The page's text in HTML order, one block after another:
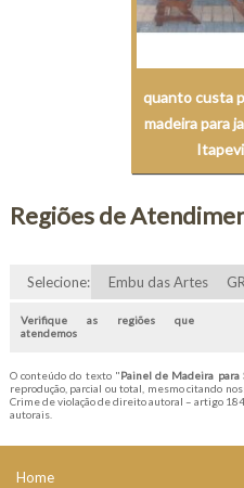
quanto custa
madeira para
Itapevi
Regiões de
Selecione: Embu das Artes
Verifique as regiões que
atendemos
O conteúdo do texto "Painel de Madeira para
reprodução, parcial ou total, mesmo citando
Crime de violação de direito autoral – artigo
autorais.
Home